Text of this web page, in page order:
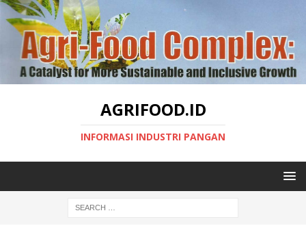
AGRIFOOD.ID
INFORMASI INDUSTRI PANGAN